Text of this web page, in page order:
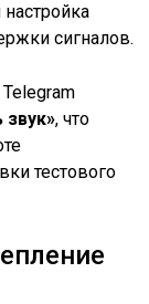
сигналов.
звук», что
тестового